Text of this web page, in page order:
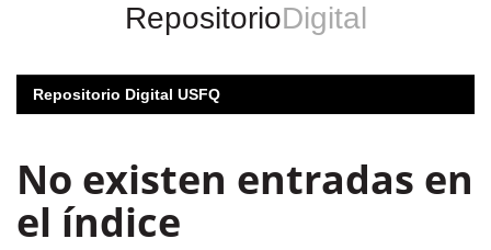
RepositorioDigital
Repositorio Digital USFQ
No existen entradas en
el índice